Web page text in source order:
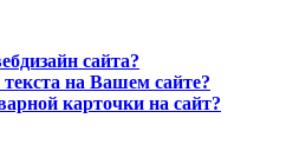
сайта?
на Вашем сайте?
карточки на сайт?